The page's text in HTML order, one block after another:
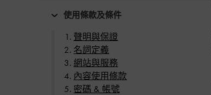
使用條款及條件
聲明與保證
名詞定義
網站與服務
內容使用條款
密碼 & 帳號